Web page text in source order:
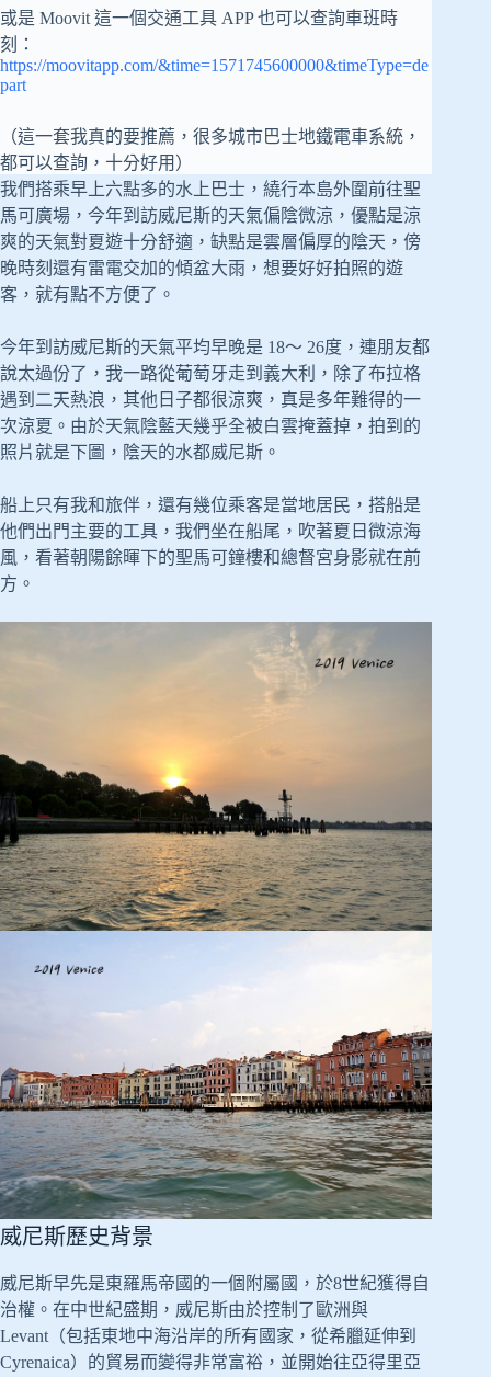
或是 Moovit 這一個交通工具 APP 也可以查詢車班時
刻：
https://moovitapp.com/&time=1571745600000&timeType=de
part
（這一套我真的要推薦，很多城市巴士地鐵電車系統，
都可以查詢，十分好用）
我們搭乘早上六點多的水上巴士，繞行本島外圍前往聖
馬可廣場，今年到訪威尼斯的天氣偏陰微涼，優點是涼
爽的天氣對夏遊十分舒適，缺點是雲層偏厚的陰天，傍
晚時刻還有雷電交加的傾盆大雨，想要好好拍照的遊
客，就有點不方便了。
今年到訪威尼斯的天氣平均早晚是 18～ 26度，連朋友都
說太過份了，我一路從葡萄牙走到義大利，除了布拉格
遇到二天熱浪，其他日子都很涼爽，真是多年難得的一
次涼夏。由於天氣陰藍天幾乎全被白雲掩蓋掉，拍到的
照片就是下圖，陰天的水都威尼斯。
船上只有我和旅伴，還有幾位乘客是當地居民，搭船是
他們出門主要的工具，我們坐在船尾，吹著夏日微涼海
風，看著朝陽餘暉下的聖馬可鐘樓和總督宮身影就在前
方。
威尼斯歷史背景
威尼斯早先是東羅馬帝國的一個附屬國，於8世紀獲得自
治權。在中世紀盛期，威尼斯由於控制了歐洲與
Levant（包括東地中海沿岸的所有國家，從希臘延伸到
Cyrenaica）的貿易而變得非常富裕，並開始往亞得里亞